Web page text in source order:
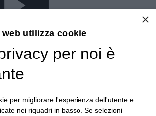
×
utilizza cookie
per noi è
per migliorare l'esperienza dell'utente e
nei riquadri in basso. Se selezioni